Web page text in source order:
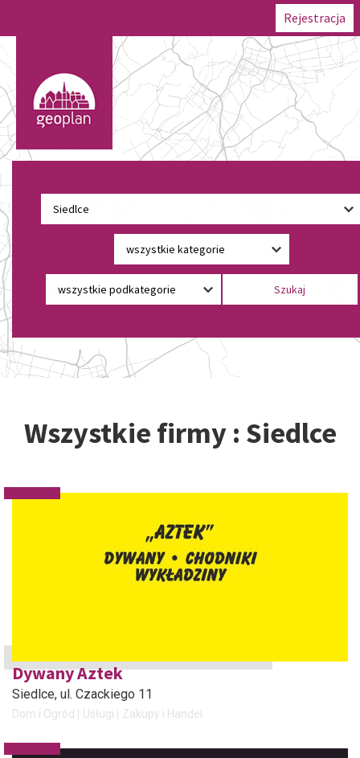
Rejestracja
Wszystkie firmy : Siedlce
Dywany Aztek
Siedlce, ul. Czackiego 11
Dom i Ogród Usługi Zakupy i Handel